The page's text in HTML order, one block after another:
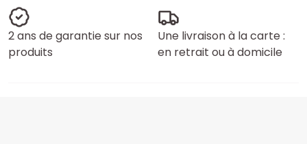
2 ans de garantie sur nos
produits
Une livraison à la carte :
en retrait ou à domicile